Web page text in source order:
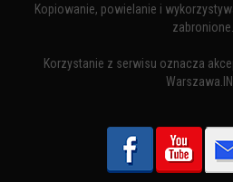
Kopiowanie, powielanie i
zabronione.
Korzystanie z serwisu oznacza